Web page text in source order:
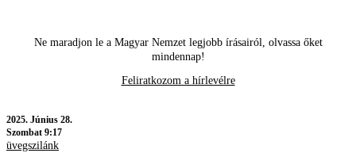
Ne maradjon le a Magyar Nemzet legjobb írásairól, olvassa őket
mindennap!
Feliratkozom a hírlevélre
2025. Június 28.
Szombat 9:17
üvegszilánk